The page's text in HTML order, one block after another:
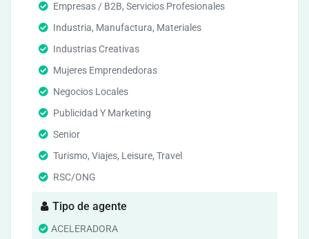
Empresas / B2B, Servicios Profesionales
Industria, Manufactura, Materiales
Industrias Creativas
Mujeres Emprendedoras
Negocios Locales
Publicidad Y Marketing
Senior
Turismo, Viajes, Leisure, Travel
RSC/ONG
Tipo de agente
ACELERADORA